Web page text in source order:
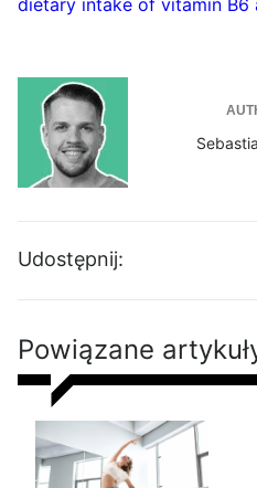
Udostępnij:
Powiązane